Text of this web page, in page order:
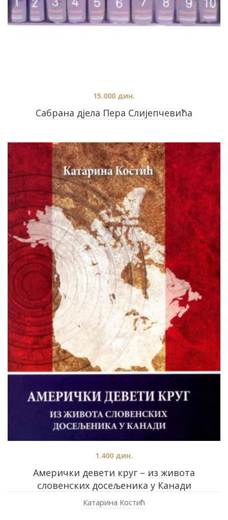
Сабрана дјела Пера Слијепчевића
15.000 дин.
Амерички девети круг – из живота
словенских досељеника у Канади
1.400 дин.
Катарина Костић